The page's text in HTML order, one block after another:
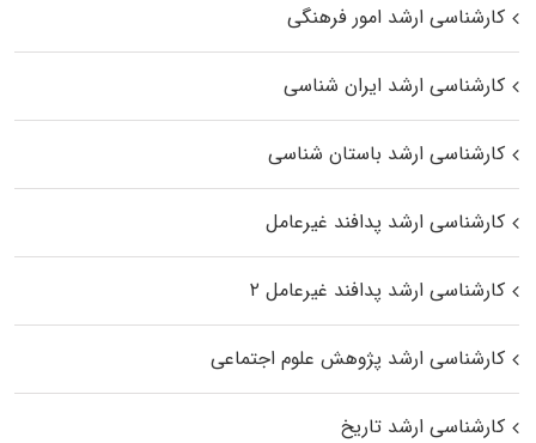
کارشناسی ارشد امور فرهنگی
کارشناسی ارشد ایران شناسی
کارشناسی ارشد باستان شناسی
کارشناسی ارشد پدافند غیرعامل
کارشناسی ارشد پدافند غیرعامل ۲
کارشناسی ارشد پژوهش علوم اجتماعی
کارشناسی ارشد تاریخ